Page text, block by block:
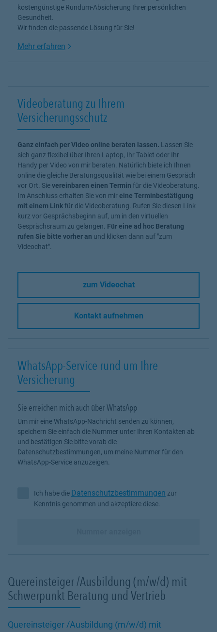
kostengünstige Rundum-Absicherung Ihrer persönlichen
Gesundheit.
Wir finden die passende Lösung für Sie!
Mehr erfahren Link Opens in New Tab
Videoberatung zu Ihrem
Versicherungsschutz
Ganz einfach per Video online beraten lassen. Lassen Sie
sich ganz flexibel über Ihren Laptop, Ihr Tablet oder Ihr
Handy per Video von mir beraten. Natürlich biete ich Ihnen
online die gleiche Beratungsqualität wie bei einem Gespräch
vor Ort. Sievereinbaren einen Termin für die Videoberatung.
Im Anschluss erhalten Sie von mireine Terminbestätigung
mit einem Linkfür die Videoberatung. Rufen Sie diesen Link
kurz vor Gesprächsbeginn auf, um in den virtuellen
Gesprächsraum zu gelangen. Für eine ad hoc Beratung
rufen Sie bitte vorher an und klicken dann auf "zum
Videochat".
zum Videochat
Kontakt aufnehmen
WhatsApp-Service rund um Ihre
Versicherung
Sie erreichen mich auch über WhatsApp
Um mir eine WhatsApp-Nachricht senden zu können,
speichern Sie einfach die Nummer unter Ihren Kontakten ab
und bestätigen Sie bitte vorab die
Datenschutzbestimmungen, um meine Nummer für den
WhatsApp-Service anzuzeigen.
Ich habe die Datenschutzbestimmungen zur Kenntnis
Ich habe die Datenschutzbestimmungen zur
Kenntnis genommen und akzeptiere diese.
Quereinsteiger /Ausbildung (m/w/d) mit
Schwerpunkt Beratung und Vertrieb
Quereinsteiger /Ausbildung (m/w/d) mit